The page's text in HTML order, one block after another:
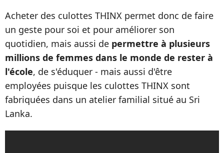
Acheter des culottes THINX permet donc de faire
un geste pour soi et pour améliorer son
quotidien, mais aussi de permettre à plusieurs
millions de femmes dans le monde de rester à
l'école, de s'éduquer - mais aussi d'être
employées puisque les culottes THINX sont
fabriquées dans un atelier familial situé au Sri
Lanka.